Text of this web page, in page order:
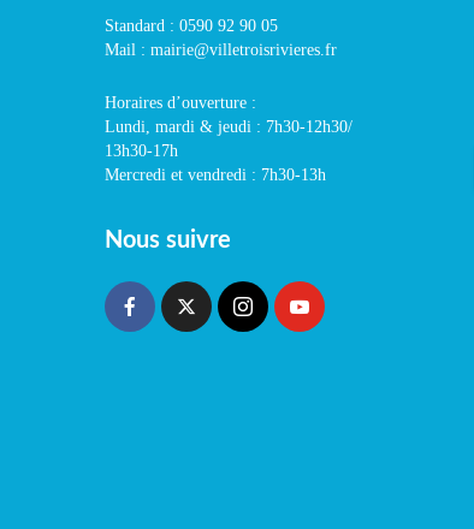
Standard : 0590 92 90 05
Mail : mairie@villetroisrivieres.fr
Horaires d’ouverture :
Lundi, mardi & jeudi : 7h30-12h30/
13h30-17h
Mercredi et vendredi : 7h30-13h
Nous suivre